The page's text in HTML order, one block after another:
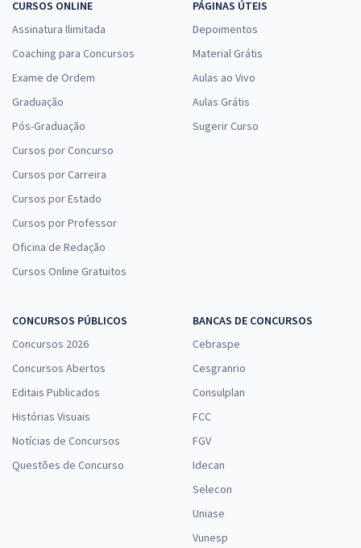
CURSOS ONLINE
Assinatura Ilimitada
Coaching para Concursos
Exame de Ordem
Graduação
Pós-Graduação
Cursos por Concurso
Cursos por Carreira
Cursos por Estado
Cursos por Professor
Oficina de Redação
Cursos Online Gratuitos
PÁGINAS ÚTEIS
Depoimentos
Material Grátis
Aulas ao Vivo
Aulas Grátis
Sugerir Curso
CONCURSOS PÚBLICOS
Concursos 2026
Concursos Abertos
Editais Publicados
Histórias Visuais
Notícias de Concursos
Questões de Concurso
BANCAS DE CONCURSOS
Cebraspe
Cesgranrio
Consulplan
FCC
FGV
Idecan
Selecon
Uniase
Vunesp